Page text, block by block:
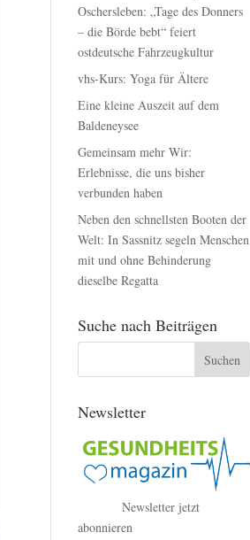
Oschersleben: „Tage des Donners
– die Börde bebt“ feiert
ostdeutsche Fahrzeugkultur
vhs-Kurs: Yoga für Ältere
Eine kleine Auszeit auf dem
Baldeneysee
Gemeinsam mehr Wir:
Erlebnisse, die uns bisher
verbunden haben
Neben den schnellsten Booten der
Welt: In Sassnitz segeln Menschen
mit und ohne Behinderung
dieselbe Regatta
Suche nach Beiträgen
Newsletter
Newsletter jetzt
abonnieren